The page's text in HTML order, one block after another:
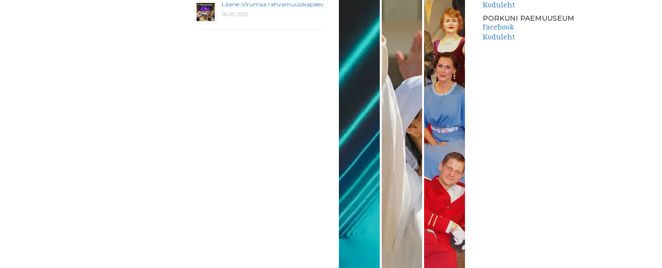
Lääne-Virumaa rahvamuusikapäev
06.05.2025
Koduleht
PORKUNI PAEMUUSEUM
Facebook
Koduleht